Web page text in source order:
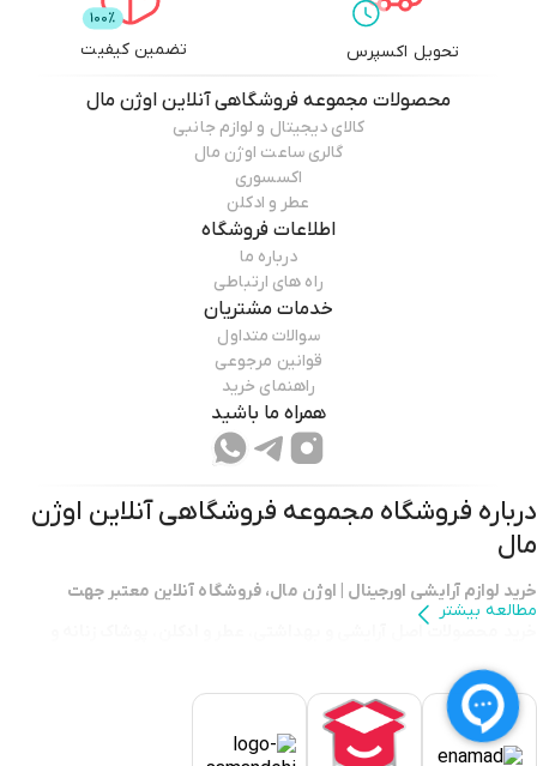
تحویل اکسپرس تضمین کیفیت
محصولات مجموعه فروشگاهی آنلاین اوژن مال
کالای دیجیتال و لوازم جانبی
گالری ساعت اوژن مال
اکسسوری
عطر و ادکلن
اطلاعات فروشگاه
درباره ما
راه های ارتباطی
خدمات مشتریان
سوالات متداول
قوانین مرجوعی
راهنمای خرید
همراه ما باشید
درباره فروشگاه مجموعه فروشگاهی آنلاین اوژن
مال
خرید لوازم آرایشی اورجینال | اوژن مال، فروشگاه آنلاین معتبر جهت
خرید محصولات اصل آرایشی و بهداشتی
سریع،قیمت رقابتی
مطالعه بیشتر